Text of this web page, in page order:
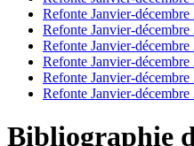
Refonte Janvier-décembre
Refonte Janvier-décembre
Refonte Janvier-décembre
Refonte Janvier-décembre
Refonte Janvier-décembre
Refonte Janvier-décembre
Bibliographie